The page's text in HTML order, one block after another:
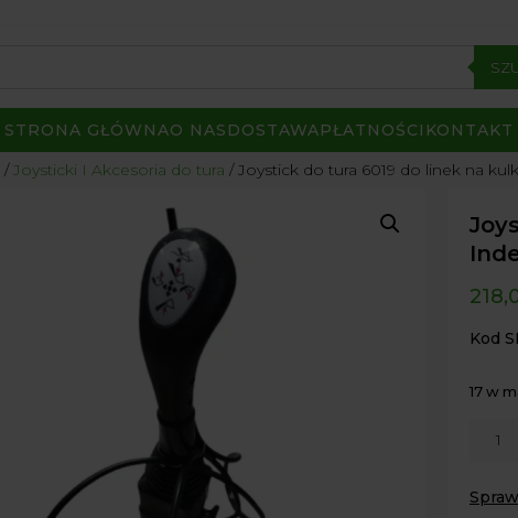
STRONA GŁÓWNAO NAS DOSTAWAPŁATNOŚCI KONTAKT
/Joysticki I Akcesoria do tura / Joystick do tura 6019 do linek na
Kod
17 w
tura